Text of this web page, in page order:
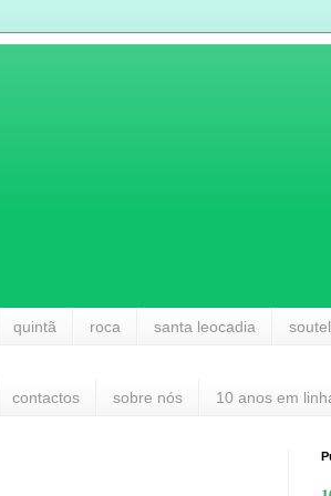
quintã roca santa leocadia
contactos sobre nós 10 anos em